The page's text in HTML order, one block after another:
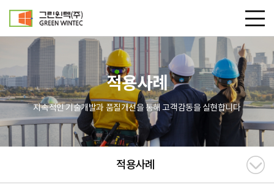
적용사례
지속적인 기술개발과 품질개선을 통해 고객감동을 실현합니다
적용사례